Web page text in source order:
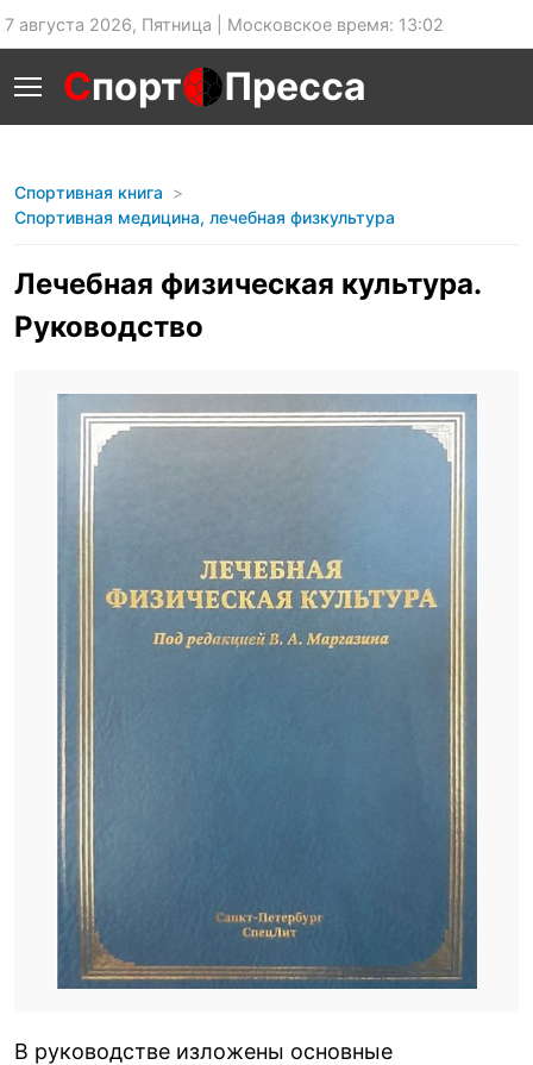
7 августа 2026, Пятница | Московское время: 13:02
Спорт Пресса
Спортивная книга
Спортивная медицина, лечебная физкультура
Лечебная физическая культура.
Руководство
В руководстве изложены основные